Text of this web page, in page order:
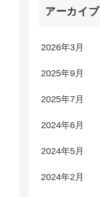
アーカイブ
2026年3月
2025年9月
2025年7月
2024年6月
2024年5月
2024年2月